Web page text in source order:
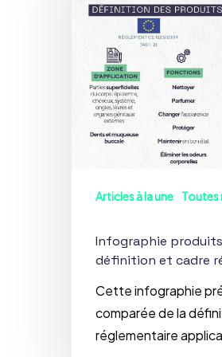
définition
cadre
réglementaire
UE/USA
Articles à la une Toutes
Infographie
définition et cadre
Cette infographie
comparée de la
réglementaire